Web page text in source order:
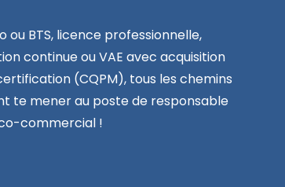
ou BTS, licence professionnelle,
continue ou VAE avec acquisition
(CQPM), tous les chemins
te mener au poste de responsable
commercial !